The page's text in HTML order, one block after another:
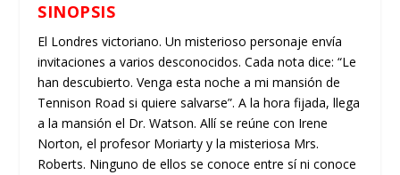
SINOPSIS
El Londres victoriano. Un misterioso personaje envía
invitaciones a varios desconocidos. Cada nota dice: “Le
han descubierto. Venga esta noche a mi mansión de
Tennison Road si quiere salvarse”. A la hora fijada, llega
a la mansión el Dr. Watson. Allí se reúne con Irene
Norton, el profesor Moriarty y la misteriosa Mrs.
Roberts. Ninguno de ellos se conoce entre sí ni conoce